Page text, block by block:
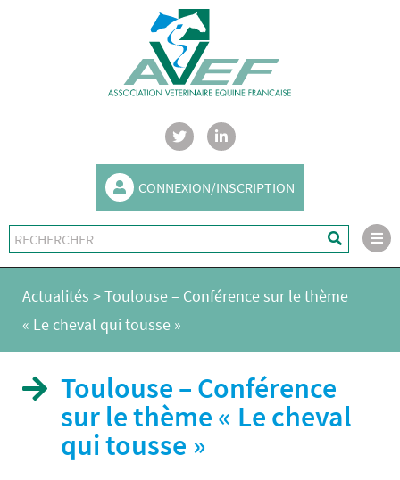
CONNEXION/INSCRIPTION
Actualités >Toulouse – Conférence sur le thème
« Le cheval qui tousse »
Toulouse – Conférence
sur le thème « Le cheval
qui tousse »